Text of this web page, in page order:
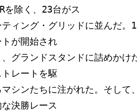
を除く、23台がス
ティング・グリッドに並んだ。
トが開始され
、グランドスタンドに詰めかけ
トレートを駆
マシンたちに注がれた。そして
な決勝レース